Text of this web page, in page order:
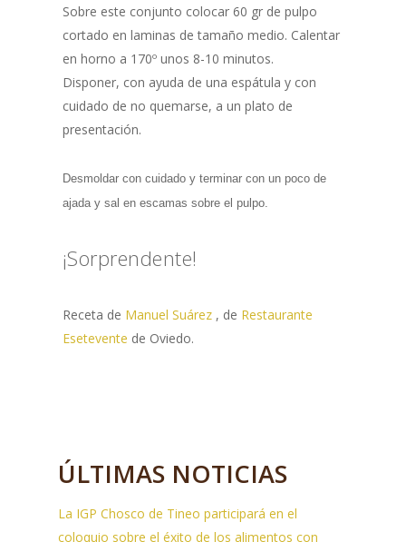
Sobre este conjunto colocar 60 gr de pulpo
cortado en laminas de tamaño medio. Calentar
en horno a 170º unos 8-10 minutos.
Disponer, con ayuda de una espátula y con
cuidado de no quemarse, a un plato de
presentación.
Desmoldar con cuidado y terminar con un poco de
ajada y sal en escamas sobre el pulpo.
¡Sorprendente!
Receta de Manuel Suárez, de Restaurante
Esetevente de Oviedo.
ÚLTIMAS NOTICIAS
La IGP Chosco de Tineo participará en el
coloquio sobre el éxito de los alimentos con